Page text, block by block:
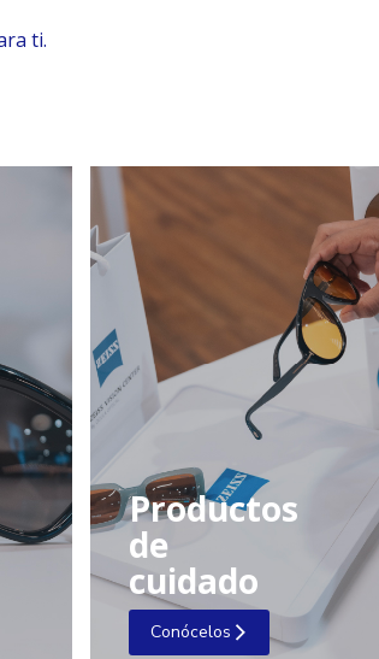
ti.
Productos
de
cuidado
Conócelos